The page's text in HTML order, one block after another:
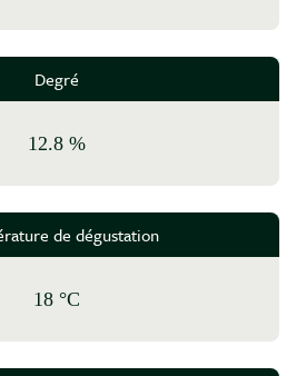
Degré
12.8 %
de dégustation
18 °C